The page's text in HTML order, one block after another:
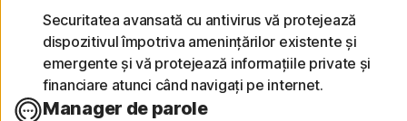
Securitatea avansată cu antivirus vă protejează
dispozitivul împotriva amenințărilor existente și
emergente și vă protejează informațiile private și
financiare atunci când navigați pe internet.
Manager de parole